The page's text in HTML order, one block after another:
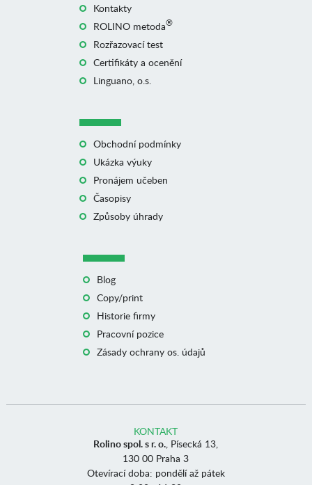
Kontakty
ROLINO metoda®
Rozřazovací test
Certifikáty a ocenění
Linguano, o.s.
Obchodní podmínky
Ukázka výuky
Pronájem učeben
Časopisy
Způsoby úhrady
Blog
Copy/print
Historie firmy
Pracovní pozice
Zásady ochrany os. údajů
KONTAKT
Rolino spol. s r. o., Písecká 13,
130 00 Praha 3
Otevírací doba: pondělí až pátek